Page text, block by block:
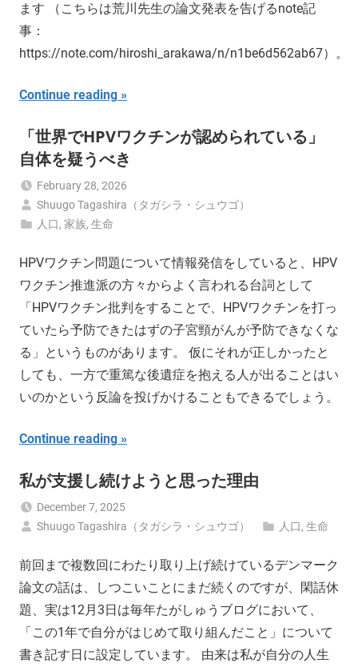
ます （こちらは荒川先生の論文発表を告げるnote記
事：
https://note.com/hiroshi_arakawa/n/n1be6d562ab67）。
Continue reading
「世界でHPVワクチンが認められている」
自体を疑うべき
February 28, 2026
Shuugo Tagashira（タガシラ・シュウゴ）
人口,家族,生命
HPVワクチン問題について情報発信をしていると、HPV
ワクチン推進派の方々からよく言われる台詞として
「HPVワクチン批判をすることで、HPVワクチンを打っ
ていたら予防できたはずの子宮頸がんが予防できなくな
る」というものがあります。 仮にそれが正しかったと
しても、一方で重篤な後遺症を抱える人が出ることはい
いのかという反論を投げかけることもできるでしょう。
Continue reading
私が支援し続けようと思った理由
December 7, 2025
Shuugo Tagashira（タガシラ・シュウゴ）
人口,生命
前回まで複数回にわたり取り上げ続けているデンマーク
論文の話は、しつこいことにまだ続くのですが、閑話休
題、実は12月3日は毎年たがしゅうブログにおいて、
「この1年で自分がはじめて取り組んだこと」について
書き記す日に設定しています。 由来は私が自分の人生